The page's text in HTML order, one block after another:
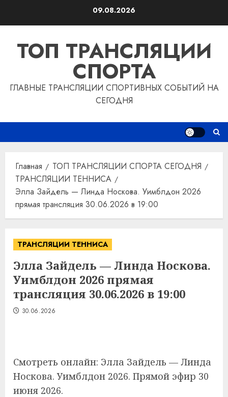
09.08.2026
ТОП ТРАНСЛЯЦИИ
СПОРТА
ГЛАВНЫЕ ТРАНСЛЯЦИИ СПОРТИВНЫХ СОБЫТИЙ НА
СЕГОДНЯ
Главная
ТОП ТРАНСЛЯЦИИ СПОРТА СЕГОДНЯ
ТРАНСЛЯЦИИ ТЕННИСА
Элла Зайдель — Линда Носкова. Уимблдон 2026
прямая трансляция 30.06.2026 в 19:00
ТРАНСЛЯЦИИ ТЕННИСА
Элла Зайдель — Линда Носкова.
Уимблдон 2026 прямая
трансляция 30.06.2026 в 19:00
30.06.2026
Смотреть онлайн: Элла Зайдель — Линда
Носкова. Уимблдон 2026. Прямой эфир 30
июня 2026.